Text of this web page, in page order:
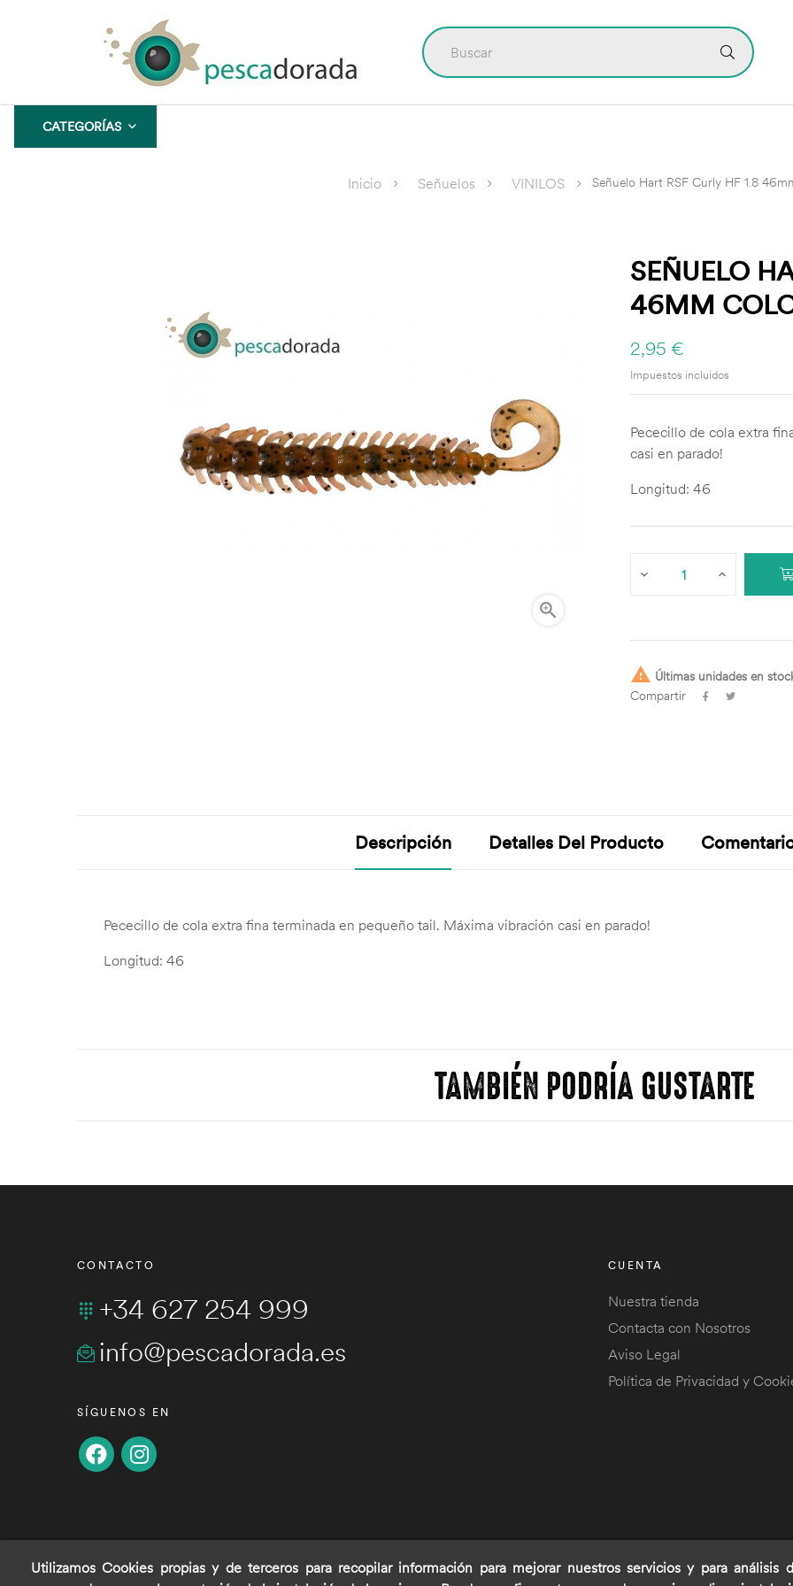
Utilizamos Cookies propias y de terceros para recopilar información para mejorar nuestros servicios y para análisis
CATEGORÍAS
Inicio Señuelos VINILOS Señuelo Hart RSF Curly HF 1.8

SEÑUELO
46MM
2,95 €
Impuestos incluidos
Pececillo de cola extra
casi en parado!
Longitud: 46
 Últimas unidades en
Compartir
Descripción Detalles Del Producto
Pececillo de cola extra fina terminada en pequeño tail. Máxima vibración casi en parado!
Longitud: 46
TAMBIÉN PODRÍA GUSTARTE
CONTACTO
+34 627 254 999
info@pescadorada.es
SÍGUENOS EN
CUENTA
Nuestra tienda
Contacta con Nosotros
Aviso Legal
Política de Privacidad y
Copyright © 2021Pescadorada.es/. Todos los derechos